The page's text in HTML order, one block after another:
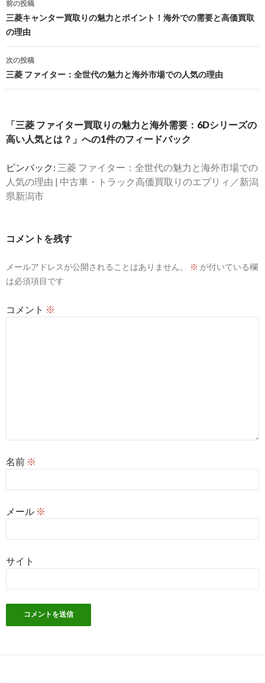
稿
ナ
ビ
ゲ
シ
ョ
ン
前の投稿
三菱キャンター買取りの魅力とポイント！海外での需要と高価買取
の理由
次の投稿
三菱 ファイター：全世代の魅力と海外市場での人気の理由
「三菱 ファイター買取りの魅力と海外需要：6Dシリーズの
高い人気とは？」への1件のフィードバック
ピンバック: 三菱 ファイター：全世代の魅力と海外市場での
人気の理由 | 中古車・トラック高価買取りのエブリィ／新潟
県新潟市
コメントを残す
メールアドレスが公開されることはありません。 ※ が付いている欄
は必須項目です
コメント ※
名前 ※
メール ※
サイト